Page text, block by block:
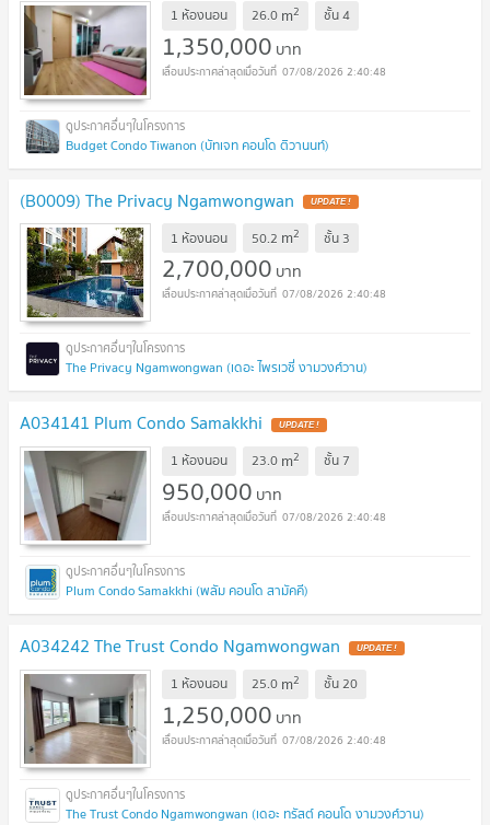
1 ห้องนอน 26.0 m2 ชั้น4
1,350,000 บาท
07/08/2026 2:40:48
Budget Condo Tiwanon (บัทเจท คอนโด ติวานนท์)
(B0009) The Privacy Ngamwongwan UPDATE !
1 ห้องนอน 50.2 m2 ชั้น 3
2,700,000 บาท
07/08/2026 2:40:48
The Privacy Ngamwongwan (เดอะ ไพรเวซี่ งามวงศ์วาน)
A034141 Plum Condo Samakkhi UPDATE !
1 ห้องนอน 23.0 m2 ชั้น 7
950,000 บาท
07/08/2026 2:40:48
Plum Condo Samakkhi (พลัม คอนโด สามัคคี)
A034242 The Trust Condo Ngamwongwan UPDATE !
1 ห้องนอน 25.0 m2 ชั้น20
1,250,000 บาท
07/08/2026 2:40:48
The Trust Condo Ngamwongwan (เดอะ ทรัสต์ คอนโด งามวงศ์วาน)